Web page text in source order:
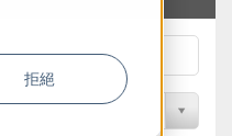
拒絕